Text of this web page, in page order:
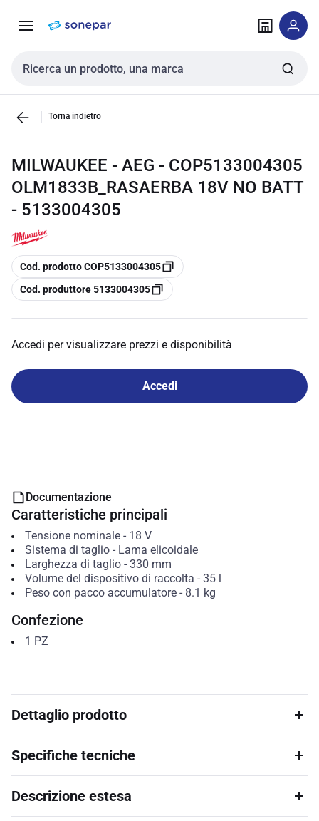
navigazione alla
Cerca input
Torna indietro
MILWAUKEE - AEG - COP5133004305
OLM1833B_RASAERBA 18V NO BATT
- 5133004305
copia
Cod. prodotto COP5133004305
copia
Cod. produttore 5133004305
Accedi per visualizzare prezzi e disponibilità
Accedi
Documentazione
Caratteristiche principali
Tensione nominale- 18 V
Sistema di taglio- Lama elicoidale
Larghezza di taglio- 330 mm
Volume del dispositivo di raccolta - 35 l
Peso con pacco accumulatore- 8.1 kg
Confezione
1 PZ
Dettaglio prodotto
Specifiche tecniche
Descrizione estesa